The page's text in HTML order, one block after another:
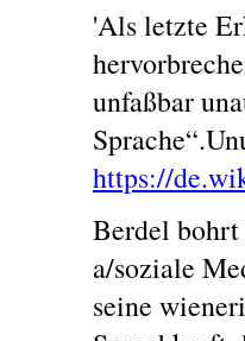
'Als letzte
unfaßbar
https://
Berdel bohrt
a/soziale
seine